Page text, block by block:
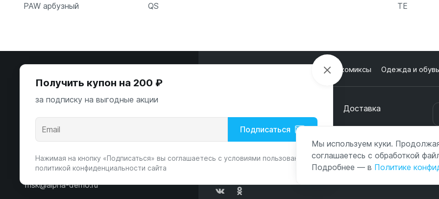
В корзину
PAW арбузный
В корзину
QS
В корзину
TE
защищены
Андропова пр-т, 22
Пн-Вс 10:00-22:00
8 (800) 123-55-44
msk@alpha-demo.ru
Настольные игры и комиксы Одежда и обувь
Доставка
Контакты
Получить купон на 200 ₽
за подписку на выгодные акции
Подписаться
Нажимая на кнопку «Подписаться» вы соглашаетесь с условиями пользования и
политикой конфиденциальности сайта
Мы используем куки.
соглашаетесь с обработкой
Подробнее — в Политике